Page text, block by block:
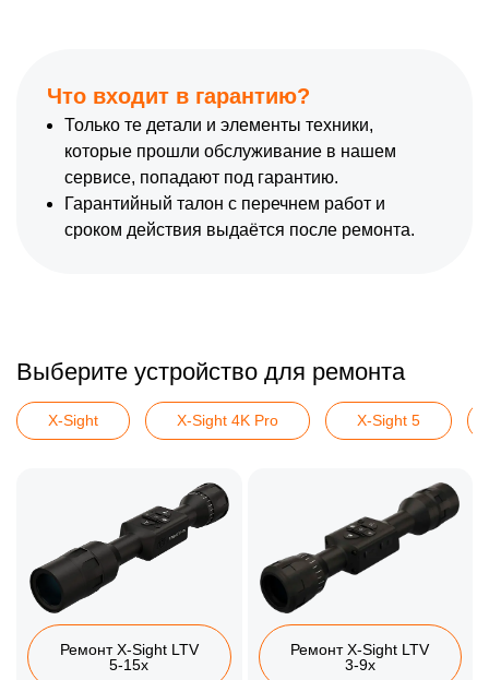
Что входит в гарантию?
Только те детали и элементы техники,
которые прошли обслуживание в нашем
сервисе, попадают под гарантию.
Гарантийный талон с перечнем работ и
сроком действия выдаётся после ремонта.
Выберите устройство для ремонта
X-Sight X-Sight 4K Pro X-Sight 5
Ремонт X-Sight LTV
5-15x
Ремонт X-Sight LTV
3-9x